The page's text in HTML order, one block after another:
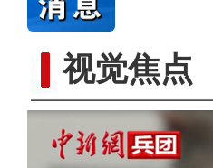
视觉焦点
以“阅